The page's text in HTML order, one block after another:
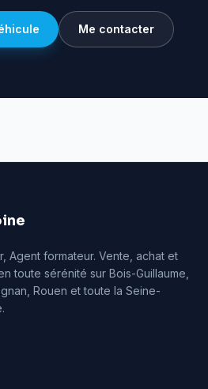
Me contacter
Agent formateur. Vente, achat et
toute sérénité sur Bois-Guillaume,
Rouen et toute la Seine-